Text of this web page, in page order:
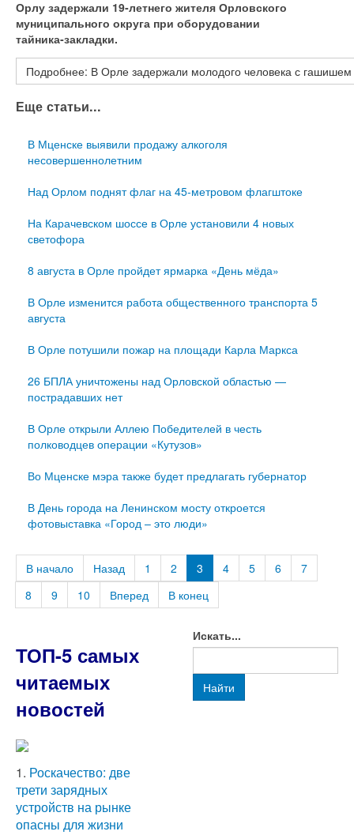
Орлу задержали 19‑летнего жителя Орловского
муниципального округа при оборудовании
тайника‑закладки.
Подробнее: В Орле задержали молодого человека с гашишем
Еще статьи...
В Мценске выявили продажу алкоголя
несовершеннолетним
Над Орлом поднят флаг на 45‑метровом флагштоке
На Карачевском шоссе в Орле установили 4 новых
светофора
8 августа в Орле пройдет ярмарка «День мёда»
В Орле изменится работа общественного транспорта 5
августа
В Орле потушили пожар на площади Карла Маркса
26 БПЛА уничтожены над Орловской областью —
пострадавших нет
В Орле открыли Аллею Победителей в честь
полководцев операции «Кутузов»
Во Мценске мэра также будет предлагать губернатор
В День города на Ленинском мосту откроется
фотовыставка «Город – это люди»
В начало Назад 1 2 3 4 5 6
7
8
9 10 Вперед В конец
ТОП-5 самых
читаемых
новостей
1. Роскачество: две
трети зарядных
устройств на рынке
опасны для жизни
Искать...
Найти